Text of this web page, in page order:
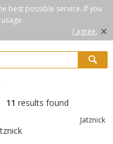
best possible service. If you
I agree. ×
11 results found
Jatznick